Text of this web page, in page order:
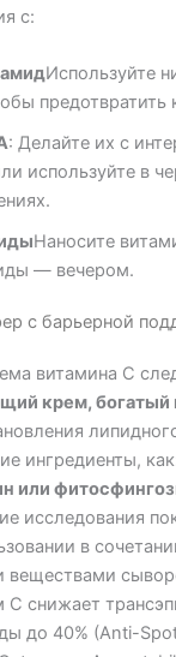
с:
Используйте
: Делайте их с
используйте в
Наносите
— вечером.
с барьерной
витамина С
крем, богатый
ингредиенты,
или
исследования
в
веществами
С снижает
до 40% (Anti-